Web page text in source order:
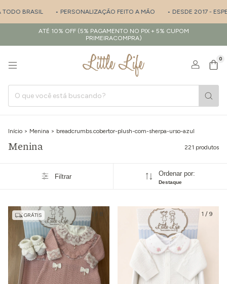
PERSONALIZAÇÃO FEITO A MÃO • DESDE 2017 - ESPECIALISTA EM
ATÉ 10% OFF (5% PAGAMENTO NO PIX + 5% CUPOM
PRIMEIRACOMPRA)
0
Início > Menina > breadcrumbs.cobertor-plush-com-sherpa-urso-azul
Menina 221 produtos
Filtrar Ordenar por:
Destaque
1 / 8
GRÁTIS 1 / 9